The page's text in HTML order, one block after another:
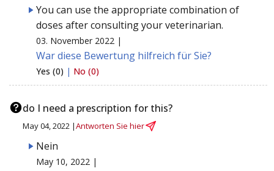
You can use the appropriate combination of
doses after consulting your veterinarian.
03. November 2022 |
War diese Bewertung hilfreich für Sie?
Yes (0) | No (0)
do I need a prescription for this?
May 04, 2022 |Antworten Sie hier
Nein
May 10, 2022 |